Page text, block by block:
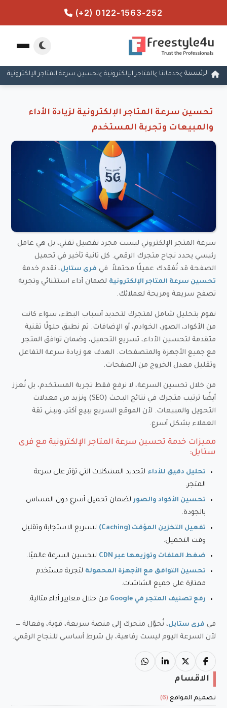
(+2) 0122-1563-252
الرئيسية خدماتنا المتاجر الإلكترونية تحسين سرعة المتاجر الإلكترونية
تحسين سرعة المتاجر الإلكترونية لزيادة الأداء
والمبيعات وتجربة المستخدم
سرعة المتجر الإلكتروني ليست مجرد تفصيل تقني، بل هي عامل
رئيسي يحدد نجاح متجرك الرقمي. كل ثانية تأخير في تحميل
الصفحة قد تُفقدك عميلًا محتملاً. في فرى ستايل، نقدم خدمة
تحسين سرعة المتاجر الإلكترونية لضمان أداء استثنائي وتجربة
تصفح سريعة ومريحة لعملائك.
نقوم بتحليل شامل لمتجرك لتحديد أسباب البطء، سواء كانت
من الأكواد، الصور، الخوادم، أو الإضافات. ثم نطبق حلولًا تقنية
متقدمة لتحسين الأداء، تسريع التحميل، وضمان توافق المتجر
مع جميع الأجهزة والمتصفحات. الهدف هو زيادة سرعة التفاعل
وتقليل معدل الخروج من الصفحات.
من خلال تحسين السرعة، لا نرفع فقط تجربة المستخدم، بل نُعزز
أيضًا ترتيب متجرك في نتائج البحث (SEO) ونزيد من معدلات
التحويل والمبيعات. لأن الموقع السريع يبيع أكثر، ويبني ثقة
العملاء بشكل أسرع.
مميزات خدمة تحسين سرعة المتاجر الإلكترونية مع فرى
ستايل:
تحليل دقيق للأداء لتحديد المشكلات التي تؤثر على سرعة
المتجر.
تحسين الأكواد والصور لضمان تحميل أسرع دون المساس
بالجودة.
تفعيل التخزين المؤقت (Caching)
لتسريع الاستجابة وتقليل
وقت التحميل.
ضغط الملفات وتوزيعها عبر CDN لتحسين السرعة عالميًا.
تحسين التوافق مع الأجهزة المحمولة لتجربة مستخدم
ممتازة على جميع الشاشات.
رفع تصنيف المتجر في Google من خلال معايير أداء مثالية.
في فرى ستايل، نُحوّل متجرك إلى منصة سريعة، قوية، وفعالة —
لأن السرعة اليوم ليست رفاهية، بل شرط أساسي للنجاح الرقمي.
الاقسام
تصميم المواقع (6)